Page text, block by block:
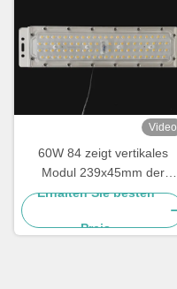
Video
60W 84 zeigt vertikales
Modul 239x45mm der
Straßenlaterne-SMD3030
Erhalten Sie besten
Preis